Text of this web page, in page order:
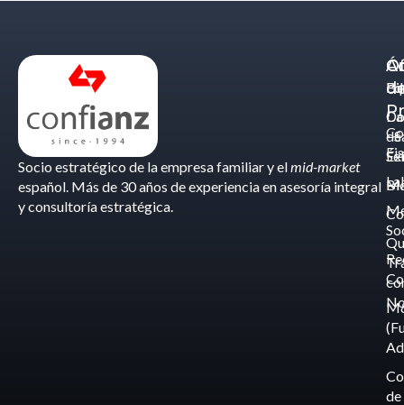
Socio estratégico de la empresa familiar y elmid-market
español. Más de 30 años de experiencia en asesoría integral
y consultoría estratégica.
de
de
-